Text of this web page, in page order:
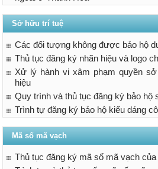
Sở hữu trí tuệ
Các đối tượng không được bảo hộ
Thủ tục đăng ký nhãn hiệu và logo
Xử lý hành vi xâm phạm quyền
hiệu
Quy trình và thủ tục đăng ký bảo hộ
Trình tự đăng ký bảo hộ kiểu dáng
Mã số mã vạch
Thủ tục đăng ký mã số mã vạch